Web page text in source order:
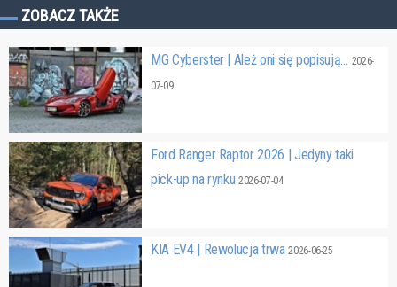
ZOBACZ TAKŻE
MG Cyberster | Ależ oni się popisują… 2026-
07-09
Ford Ranger Raptor 2026 | Jedyny taki
pick-up na rynku2026-07-04
KIA EV4 | Rewolucja trwa2026-06-25